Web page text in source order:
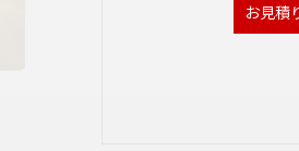
お見積